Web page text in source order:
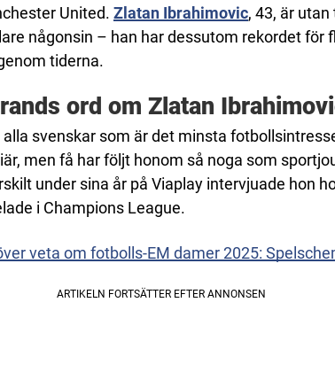
United. Zlatan Ibrahimovic, 43, är
någonsin – han har dessutom rekordet för
tiderna.
ord om Zlatan
svenskar som är det minsta
men få har följt honom så noga som
under sina år på Viaplay intervjuade hon
i Champions League.
veta om fotbolls-EM damer 2025: